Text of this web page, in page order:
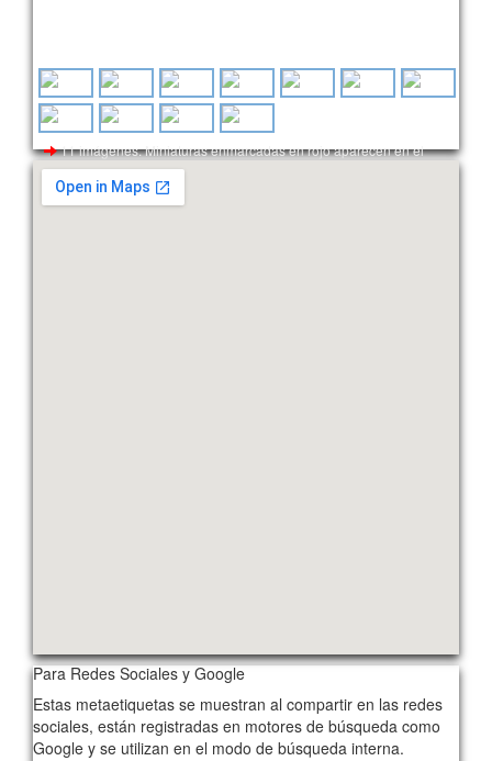
11 imágenes. Miniaturas enmarcadas en rojo aparecen en el
encabezado.
Para Redes Sociales y Google
Estas metaetiquetas se muestran al compartir en las redes
sociales, están registradas en motores de búsqueda como
Google y se utilizan en el modo de búsqueda interna.